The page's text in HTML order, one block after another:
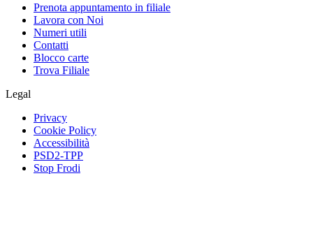
Prenota appuntamento in filiale
Lavora con Noi
Numeri utili
Contatti
Blocco carte
Trova Filiale
Legal
Privacy
Cookie Policy
Accessibilità
PSD2-TPP
Stop Frodi